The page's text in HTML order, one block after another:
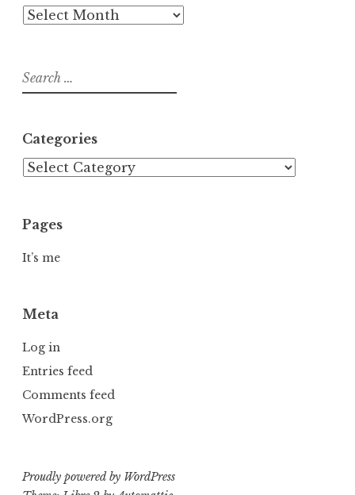
Archives
Search
for:
Categories
Categories
Pages
It’s me
Meta
Log in
Entries feed
Comments feed
WordPress.org
Proudly powered by WordPress